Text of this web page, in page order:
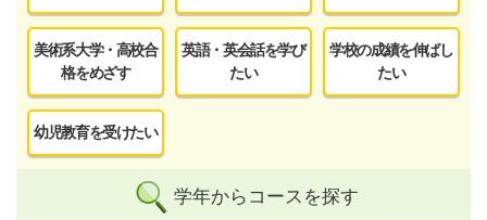
美術系大学・高校合
格をめざす
英語・英会話を学び
たい
学校の成績を伸ばし
たい
幼児教育を受けたい
学年からコースを探す